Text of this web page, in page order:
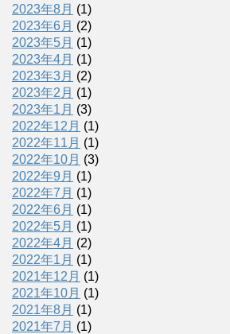
2023年8月 (1)
2023年6月 (2)
2023年5月 (1)
2023年4月 (1)
2023年3月 (2)
2023年2月 (1)
2023年1月 (3)
2022年12月 (1)
2022年11月 (1)
2022年10月 (3)
2022年9月 (1)
2022年7月 (1)
2022年6月 (1)
2022年5月 (1)
2022年4月 (2)
2022年1月 (1)
2021年12月 (1)
2021年10月 (1)
2021年8月 (1)
2021年7月 (1)